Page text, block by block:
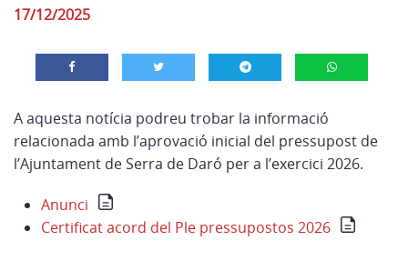
17/12/2025
A aquesta notícia podreu trobar la informació
relacionada amb l’aprovació inicial del pressupost de
l’Ajuntament de Serra de Daró per a l’exercici 2026.
Anunci
Certificat acord del Ple pressupostos 2026